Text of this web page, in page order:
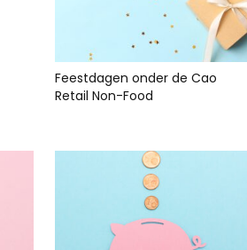
Feestdagen onder de Cao
Retail Non-Food